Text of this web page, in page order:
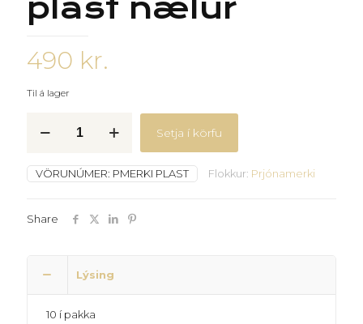
plast nælur
490 kr.
Til á lager
plast
quantity
Setja í körfu
VÖRUNÚMER: PMERKI PLAST Flokkur: Prjónamerki
Share
Lýsing
10 í pakka